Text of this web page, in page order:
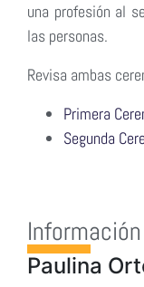
una profesión al
las personas.
Revisa ambas
Primera
Segunda
Paulina